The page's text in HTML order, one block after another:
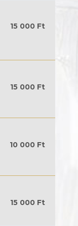
15 000 Ft
15 000 Ft
10 000 Ft
15 000 Ft